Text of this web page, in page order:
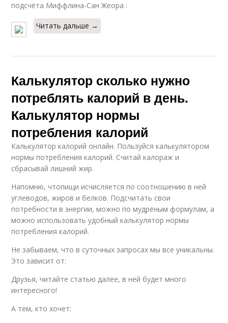
подсчёта Миффлина-Сан Жеора :
Читать дальше →
Калькулятор сколько нужно
потреблять калорий в день.
Калькулятор нормы
потребления калорий
Калькулятор калорий онлайн. Пользуйся калькулятором
нормы потребления калорий. Считай калораж и
сбрасывай лишний жир.
Напомню, чтопищи исчисляется по соотношению в ней
углеводов, жиров и белков. Подсчитать свои
потребности в энергии, можно по мудрёным формулам, а
можно использовать удобный калькулятор нормы
потребления калорий.
Не забываем, что в суточных запросах мы все уникальны.
Это зависит от:
Друзья, читайте статью далее, в ней будет много
интересного!
А тем, кто хочет: